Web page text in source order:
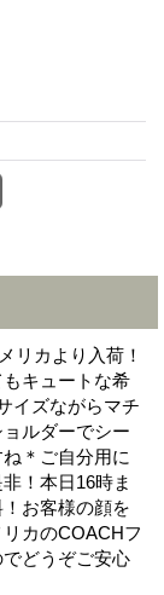
リカより入荷！
キュートな希
イズながらマチ
ルダーでシー
＊ご自分用に
！本日16時ま
お客様の顔を
カのCOACHフ
どうぞご安心